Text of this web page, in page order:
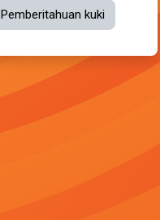
Pemberitahuan kuki